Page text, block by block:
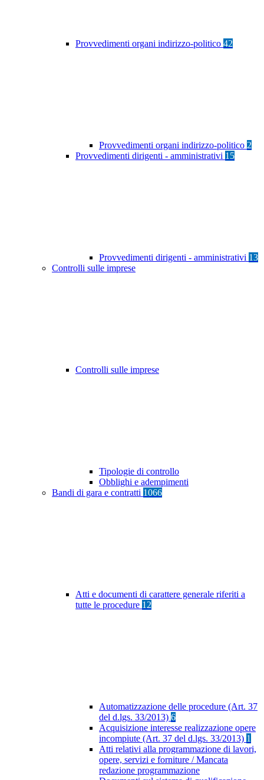
Provvedimenti organi indirizzo-politico 42
Provvedimenti organi indirizzo-politico 2
Provvedimenti dirigenti - amministrativi 15
Provvedimenti dirigenti - amministrativi 13
Controlli sulle imprese
Controlli sulle imprese
Tipologie di controllo
Obblighi e adempimenti
Bandi di gara e contratti 1066
Atti e documenti di carattere generale riferiti a
tutte le procedure 12
Automatizzazione delle procedure (Art. 37
del d.lgs. 33/2013) 6
Acquisizione interesse realizzazione opere
incompiute (Art. 37 del d.lgs. 33/2013) 1
Atti relativi alla programmazione di lavori,
opere, servizi e forniture / Mancata
redazione programmazione